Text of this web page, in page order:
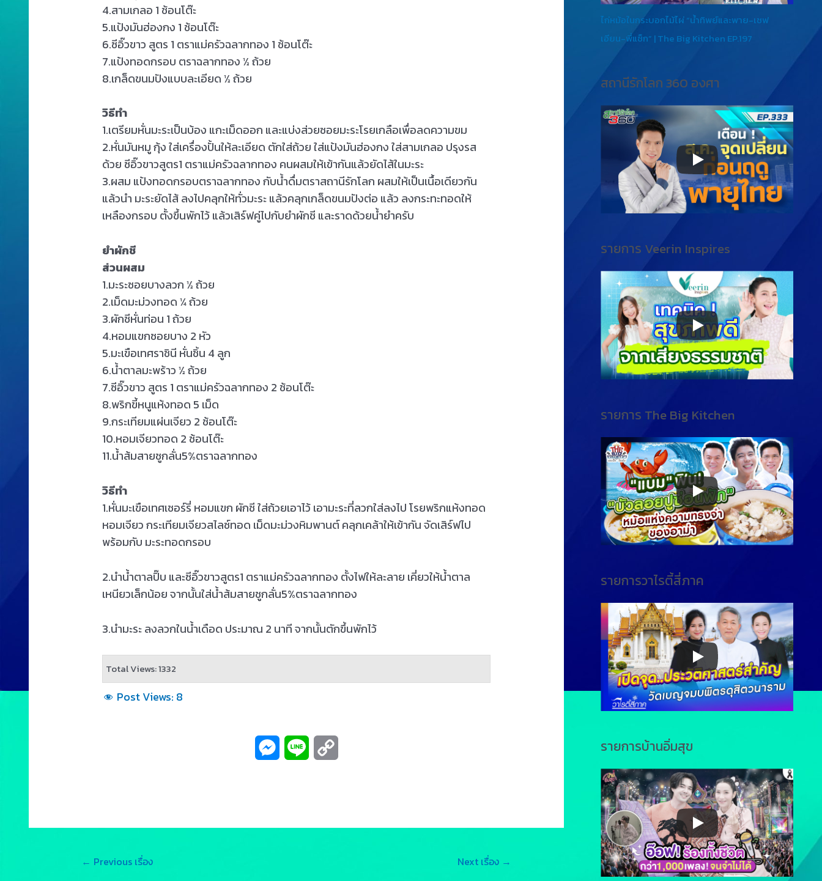
4.สามเกลอ 1 ช้อนโต๊ะ
5.แป้งมันฮ่องกง 1 ช้อนโต๊ะ
6.ซีอิ๊วขาว สูตร 1 ตราแม่ครัวฉลากทอง 1 ช้อนโต๊ะ
7.แป้งทอดกรอบ ตราฉลากทอง ½ ถ้วย
8.เกล็ดขนมปังแบบละเอียด ½ ถ้วย
วิธีทำ
1.เตรียมหั่นมะระเป็นบ้อง แกะเม็ดออก และแบ่งส่วยซอยมะระโรยเกลือเพื่อลดความขม
2.หั่นมันหมู กุ้ง ใส่เครื่องปั้นให้ละเอียด ตักใส่ถ้วย ใส่แป้งมันฮ่องกง ใส่สามเกลอ ปรุงรส
ด้วย ซีอิ๊วขาวสูตร1 ตราแม่ครัวฉลากทอง คนผสมให้เข้ากันแล้วยัดไส้ในมะระ
3.ผสม แป้งทอดกรอบตราฉลากทอง กับน้ำดื่มตราสถานีรักโลก ผสมให้เป็นเนื้อเดียวกัน
แล้วนำ มะระยัดไส้ ลงไปคลุกให้ทั่วมะระ แล้วคลุกเกล็ดขนมปังต่อ แล้ว ลงกระทะทอดให้
เหลืองกรอบ ตั้งขึ้นพักไว้ แล้วเสิร์ฟคู่ไปกับยำผักชี และราดด้วยน้ำยำครับ
ยำผักชี
ส่วนผสม
1.มะระซอยบางลวก ½ ถ้วย
2.เม็ดมะม่วงทอด ¼ ถ้วย
3.ผักชีหั่นท่อน 1 ถ้วย
4.หอมแขกซอยบาง 2 หัว
5.มะเขือเทศราชินี หั่นชิ้น 4 ลูก
6.น้ำตาลมะพร้าว ½ ถ้วย
7.ซีอิ๊วขาว สูตร 1 ตราแม่ครัวฉลากทอง 2 ช้อนโต๊ะ
8.พริกขี้หนูแห้งทอด 5 เม็ด
9.กระเทียมแผ่นเจียว 2 ช้อนโต๊ะ
10.หอมเจียวทอด 2 ช้อนโต๊ะ
11.น้ำส้มสายชูกลั่น5%ตราฉลากทอง
วิธีทำ
1.หั่นมะเขือเทศเชอร์รี่ หอมแขก ผักชี ใส่ถ้วยเอาไว้ เอามะระที่ลวกใส่ลงไป โรยพริกแห้งทอด
หอมเจียว กระเทียมเจียวสไลซ์ทอด เม็ดมะม่วงหิมพานต์ คลุกเคล้าให้เข้ากัน จัดเสิร์ฟไป
พร้อมกับ มะระทอดกรอบ
2.นำน้ำตาลปิ๊บ และซีอิ๊วขาวสูตร1 ตราแม่ครัวฉลากทอง ตั้งไฟให้ละลาย เคี่ยวให้น้ำตาล
เหนียวเล็กน้อย จากนั้นใส่น้ำส้มสายชูกลั่น5%ตราฉลากทอง
3.นำมะระ ลงลวกในน้ำเดือด ประมาณ 2 นาที จากนั้นตักขึ้นพักไว้
Total Views: 1332
Post Views: 8
← Previous เรื่อง Next เรื่อง →
ไก่หม้อในกระบอกไม้ไผ่ “น้ำทิพย์และพาย-เชฟ
เอียน-พี่แซ็ก” | The Big Kitchen EP.197
สถานีรักโลก 360 องศา
รายการ Veerin Inspires
รายการ The Big Kitchen
รายการวาไรตี้สี่ภาค
รายการบ้านอิ่มสุข